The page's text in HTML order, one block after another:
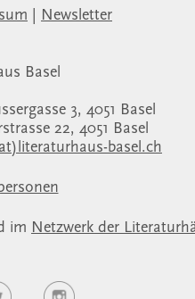
Newsletter
Basel
3, 4051 Basel
22, 4051 Basel
basel.ch
im Netzwerk der